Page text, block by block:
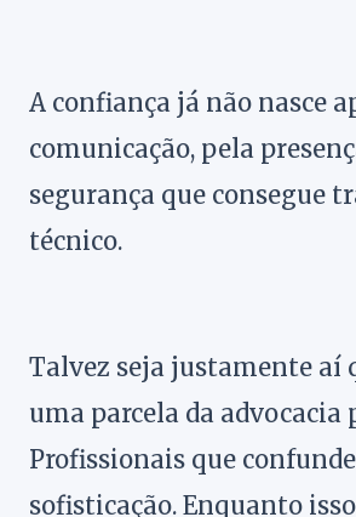
A confiança já não nasce
comunicação, pela
segurança que consegue
técnico.
Talvez seja justamente aí
uma parcela da advocacia
Profissionais que
sofisticação. Enquanto